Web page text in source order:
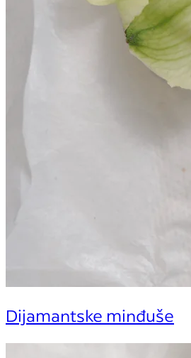
Dijamantske minđuše